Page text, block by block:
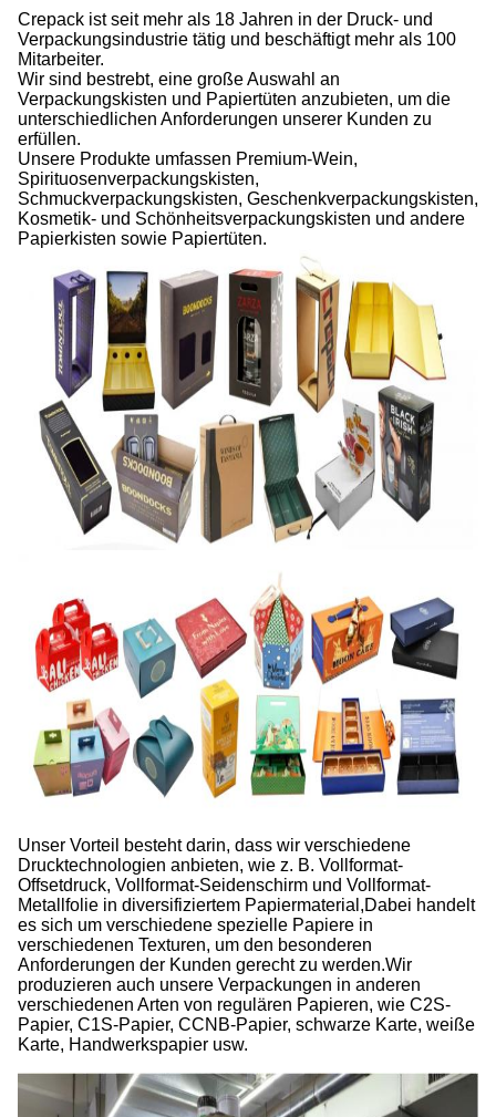
Crepack ist seit mehr als 18 Jahren in der Druck- und
Verpackungsindustrie tätig und beschäftigt mehr als 100
Mitarbeiter.
Wir sind bestrebt, eine große Auswahl an
Verpackungskisten und Papiertüten anzubieten, um die
unterschiedlichen Anforderungen unserer Kunden zu
erfüllen.
Unsere Produkte umfassen Premium-Wein,
Spirituosenverpackungskisten,
Schmuckverpackungskisten, Geschenkverpackungskisten,
Kosmetik- und Schönheitsverpackungskisten und andere
Papierkisten sowie Papiertüten.
Unser Vorteil besteht darin, dass wir verschiedene
Drucktechnologien anbieten, wie z. B. Vollformat-
Offsetdruck, Vollformat-Seidenschirm und Vollformat-
Metallfolie in diversifiziertem Papiermaterial,Dabei handelt
es sich um verschiedene spezielle Papiere in
verschiedenen Texturen, um den besonderen
Anforderungen der Kunden gerecht zu werden.Wir
produzieren auch unsere Verpackungen in anderen
verschiedenen Arten von regulären Papieren, wie C2S-
Papier, C1S-Papier, CCNB-Papier, schwarze Karte, weiße
Karte, Handwerkspapier usw.